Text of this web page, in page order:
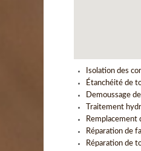
Isolation des
Étanchéité de
Demoussage
Traitement
Remplacement
Réparation de
Réparation de